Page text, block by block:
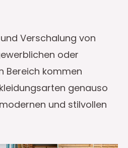
Verschalung von
oder
Bereich kommen
genauso
und stilvollen